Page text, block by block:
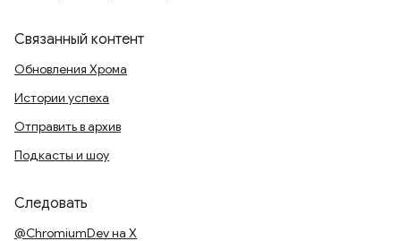
Связанный контент
Обновления Хрома
Истории успеха
Отправить в архив
Подкасты и шоу
Следовать
@ChromiumDev на X